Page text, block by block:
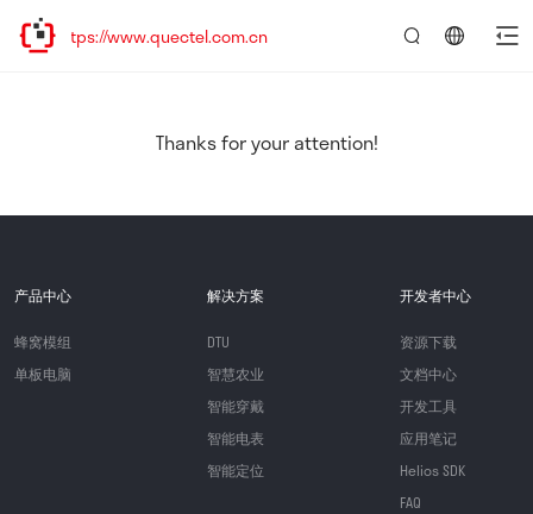
址：https://www.quectel.com.cn
Thanks for your attention!
产品中心
蜂窝模组
单板电脑
解决方案
DTU
智慧农业
智能穿戴
智能电表
智能定位
开发者中心
资源下载
文档中心
开发工具
应用笔记
Helios SDK
FAQ